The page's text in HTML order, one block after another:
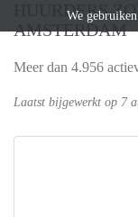
HUURDERS
AMSTERDAM
Meer dan 4.956
Laatst bijgewerkt op 7
We gebruiken